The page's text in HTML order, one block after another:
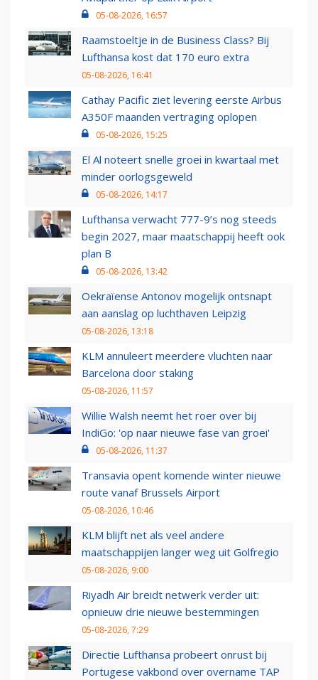
05-08-2026, 16:57
Raamstoeltje in de Business Class? Bij
Lufthansa kost dat 170 euro extra
05-08-2026, 16:41
Cathay Pacific ziet levering eerste Airbus
A350F maanden vertraging oplopen
05-08-2026, 15:25
El Al noteert snelle groei in kwartaal met
minder oorlogsgeweld
05-08-2026, 14:17
Lufthansa verwacht 777-9’s nog steeds
begin 2027, maar maatschappij heeft ook
plan B
05-08-2026, 13:42
Oekraïense Antonov mogelijk ontsnapt
aan aanslag op luchthaven Leipzig
05-08-2026, 13:18
KLM annuleert meerdere vluchten naar
Barcelona door staking
05-08-2026, 11:57
Willie Walsh neemt het roer over bij
IndiGo: 'op naar nieuwe fase van groei'
05-08-2026, 11:37
Transavia opent komende winter nieuwe
route vanaf Brussels Airport
05-08-2026, 10:46
KLM blijft net als veel andere
maatschappijen langer weg uit Golfregio
05-08-2026, 9:00
Riyadh Air breidt netwerk verder uit:
opnieuw drie nieuwe bestemmingen
05-08-2026, 7:29
Directie Lufthansa probeert onrust bij
Portugese vakbond over overname TAP